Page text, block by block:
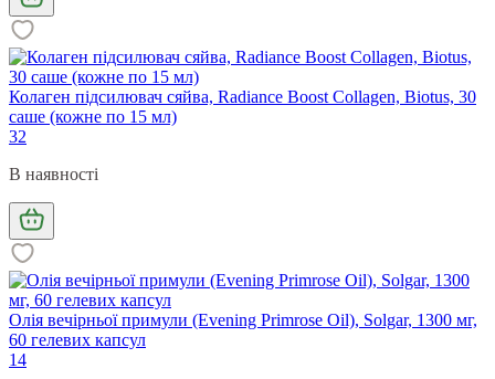
Колаген підсилювач сяйва, Radiance Boost Collagen, Biotus, 30
саше (кожне по 15 мл)
32
В наявності
Олія вечірньої примули (Evening Primrose Oil), Solgar, 1300 мг,
60 гелевих капсул
14